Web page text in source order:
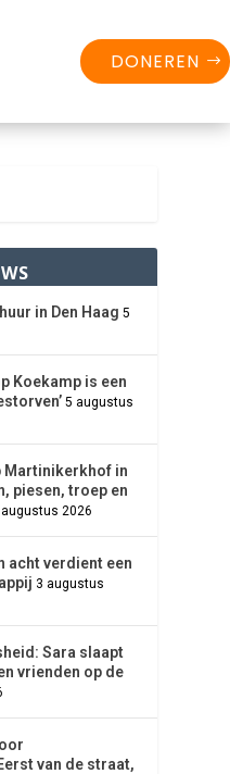
DONEREN
in Den Haag 5
Koekamp is een
5 augustus
Martinikerkhof in
piesen, troep en
2026
acht verdient een
3 augustus
Sara slaapt
vrienden op de
van de straat,